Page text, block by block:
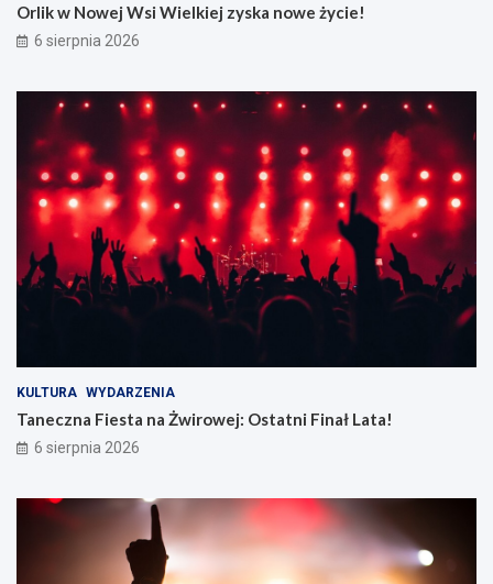
Orlik w Nowej Wsi Wielkiej zyska nowe życie!
6 sierpnia 2026
KULTURA WYDARZENIA
Taneczna Fiesta na Żwirowej: Ostatni Finał Lata!
6 sierpnia 2026